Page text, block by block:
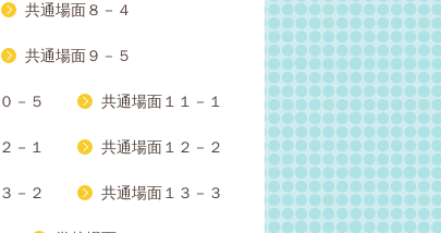
共通場面８－４
共通場面９－５
－５ 共通場面１１－１
－１ 共通場面１２－２
－２ 共通場面１３－３